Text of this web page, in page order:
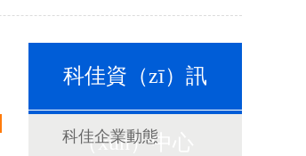
科佳資（zī）訊
（xùn）中心
科佳企業動態